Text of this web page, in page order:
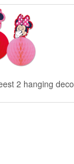
2 hanging deco